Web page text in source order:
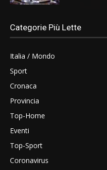
Categorie Più Lette
Italia / Mondo
Sport
Cronaca
Provincia
Top-Home
Eventi
Top-Sport
Coronavirus